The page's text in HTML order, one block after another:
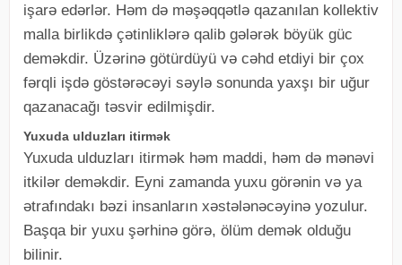
işarə edərlər. Həm də məşəqqətlə qazanılan kollektiv
malla birlikdə çətinliklərə qalib gələrək böyük güc
deməkdir. Üzərinə götürdüyü və cəhd etdiyi bir çox
fərqli işdə göstərəcəyi səylə sonunda yaxşı bir uğur
qazanacağı təsvir edilmişdir.
Yuxuda ulduzları itirmək
Yuxuda ulduzları itirmək həm maddi, həm də mənəvi
itkilər deməkdir. Eyni zamanda yuxu görənin və ya
ətrafındakı bəzi insanların xəstələnəcəyinə yozulur.
Başqa bir yuxu şərhinə görə, ölüm demək olduğu
bilinir.